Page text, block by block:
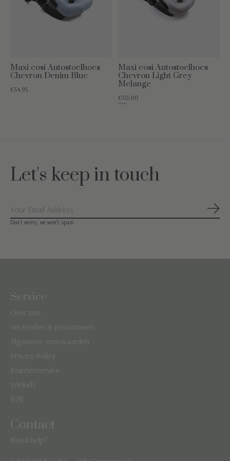
Maxi cosi Autostoelhoes
Chevron Denim Blue
€54,95
Maxi cosi Autostoelhoes
Chevron Light Grey
Melange
€30,00
€54,95
Let's keep in touch
Don’t worry, we won’t spam
Service
Over ons
Verzenden & retourneren
Algemene voorwaarden
Privacy Policy
Klantenservice
Winkels
B2B
Contact
Need help?